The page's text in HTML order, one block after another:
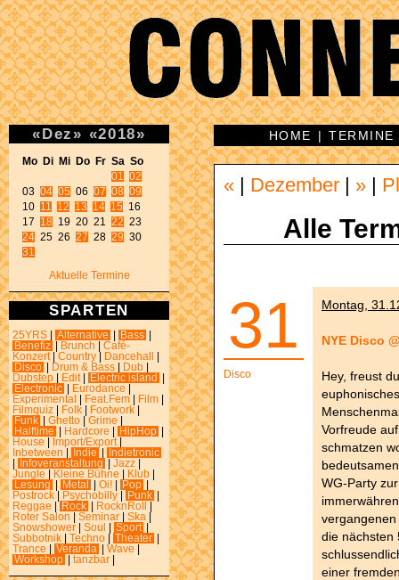
«Dez » «2018»
Mo Di Mi Do Fr Sa So
01
02
03 04 05 06 07 08 09
10 11 12 13 14 15 16
17 18 19 20 21 22
24 25 26 27 28 29
31
Aktuelle Termine
SPARTEN
25YRS Alternative Bass
Benefiz
Brunch
Café-
Konzert
Country Dancehall
Disco
Drum & Bass Dub
Dubstep
Edit Electric island
Electronic
Eurodance
Experimental
Feat.Fem Film
Filmquiz
Folk Footwork
Funk
Ghetto Grime
Halftime
Hardcore HipHop
House
Import/Export
Inbetween
Indie
Indietronic
Infoveranstaltung Jazz
Jungle
Kleine Bühne Klub
Lesung
Metal Oi! Pop
Postrock
Psychobilly Punk
Reggae
Rock RocknRoll
Roter Salon
Seminar Ska
Snowshower
Soul Sport
Subbotnik
Techno Theater
Trance
Veranda Wave
Workshop
tanzbar
HOME |TERMINE
« Dezember »
Alle
31
Disco
Montag,
NYE Disco
Hey, freust
Vorfreude
schmatzen
WG-Party
die nächsten
einer